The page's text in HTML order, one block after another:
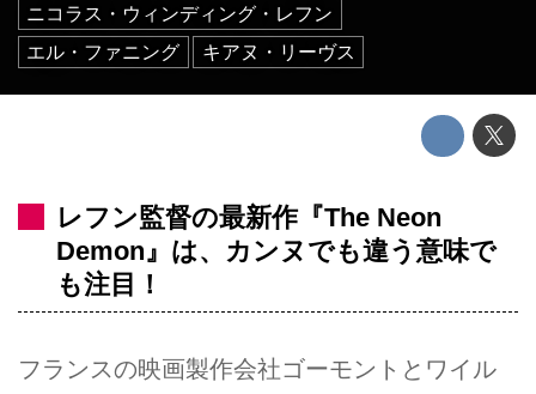
ニコラス・ウィンディング・レフン
エル・ファニング
キアヌ・リーヴス
レフン監督の最新作『The Neon
Demon』は、カンヌでも違う意味で
も注目！
フランスの映画製作会社ゴーモントとワイル